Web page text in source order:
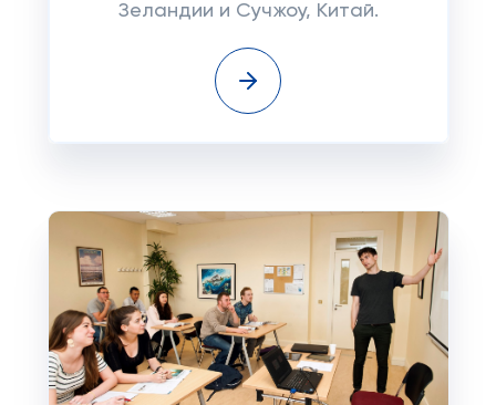
Зеландии и Сучжоу, Китай.